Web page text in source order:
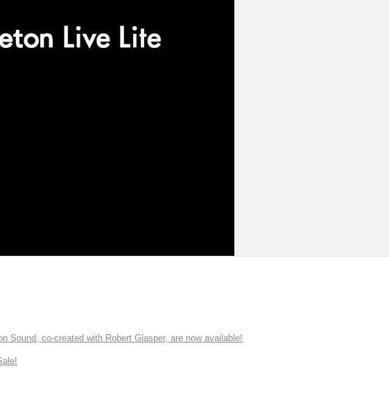
Sound, co-created with Robert Glasper, are now available!